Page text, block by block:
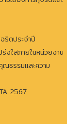
ริตประจำปี
งใสภายในหน่วยงาน
ณธรรมและความ
2567